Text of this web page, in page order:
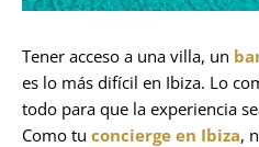
Tener acceso a una villa, un
es lo más difícil en Ibiza. Lo
todo para que la experiencia
Como tu concierge en Ibiza,